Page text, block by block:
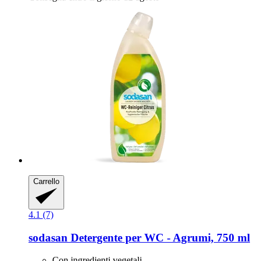
Carrello
4.1 (7)
sodasan Detergente per WC -​ Agrumi, 750 ml